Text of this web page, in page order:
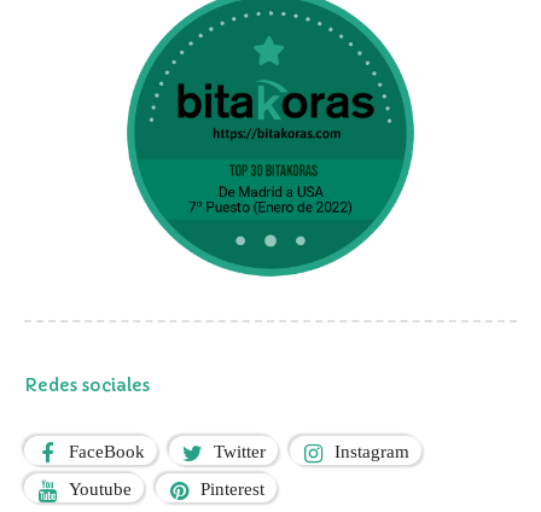
Redes sociales
FaceBook Twitter Instagram
Youtube Pinterest